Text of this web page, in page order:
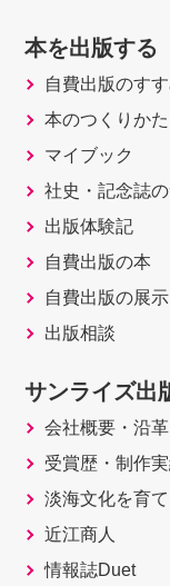
本を出版する
自費出版のす
本のつくりかた
マイブック
社史・記念誌
出版体験記
自費出版の本
自費出版の展示
出版相談
サンライズ出
会社概要・沿革
受賞歴・制作
淡海文化を育
近江商人
情報誌Duet